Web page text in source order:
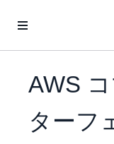
AWS
ターフ